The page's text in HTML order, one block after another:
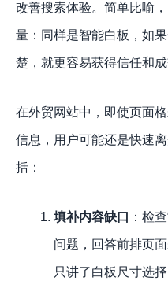
改善搜索体验。简单比喻
量：同样是智能白板，如
楚，就更容易获得信任和成
在外贸网站中，即使页面
信息，用户可能还是快速
括：
填补内容缺口 ：检
问题，回答前排页
只讲了白板尺寸选